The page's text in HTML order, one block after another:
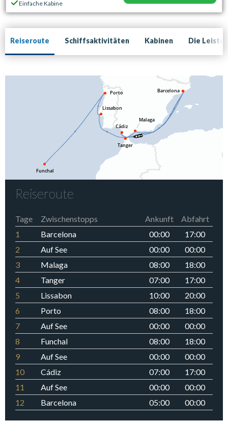
Einfache Kabine
Reiseroute Schiffsaktivitäten Kabinen Die
Reiseroute
Tage Zwischenstopps Ankunft
Abfahrt
1
Barcelona 00:00
17:00
2
Auf See 00:00
00:00
3
Malaga 08:00
18:00
4
Tanger 07:00
17:00
5
Lissabon 10:00
20:00
6
Porto 08:00
18:00
7
Auf See 00:00
00:00
8
Funchal 08:00
18:00
9
Auf See 00:00
00:00
10
Cádiz 07:00
17:00
11
Auf See 00:00
00:00
12
Barcelona 05:00 00:00